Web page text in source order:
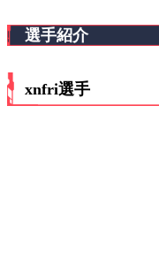
選手紹介
xnfri選手